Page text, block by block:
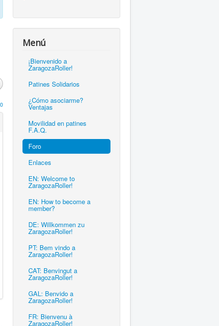
Menú
¡Bienvenido a
ZaragozaRoller!
Patines Solidarios
¿Cómo asociarme?
Ventajas
Movilidad en patines
F.A.Q.
Foro
Enlaces
EN: Welcome to
ZaragozaRoller!
EN: How to become a
member?
DE: Willkommen zu
ZaragozaRoller!
PT: Bem vindo a
ZaragozaRoller!
CAT: Benvingut a
ZaragozaRoller!
GAL: Benvido a
ZaragozaRoller!
FR: Bienvenu à
ZaragozaRoller!